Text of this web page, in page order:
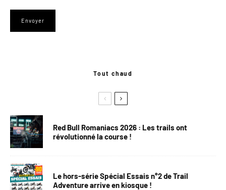
Tout chaud
Red Bull Romaniacs 2026 : Les trails ont
révolutionné la course !
Le hors-série Spécial Essais n°2 de Trail
Adventure arrive en kiosque !